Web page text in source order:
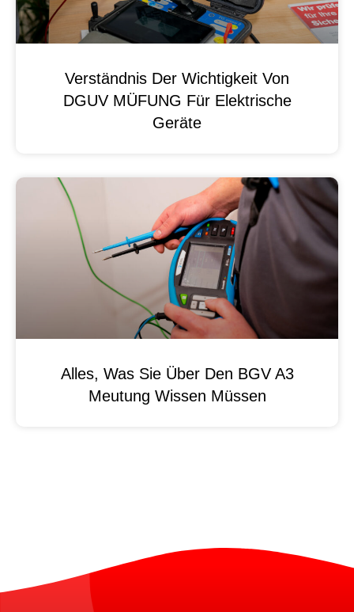
Verständnis Der Wichtigkeit Von
DGUV MÜFUNG Für Elektrische
Geräte
Alles, Was Sie Über Den BGV A3
Meutung Wissen Müssen